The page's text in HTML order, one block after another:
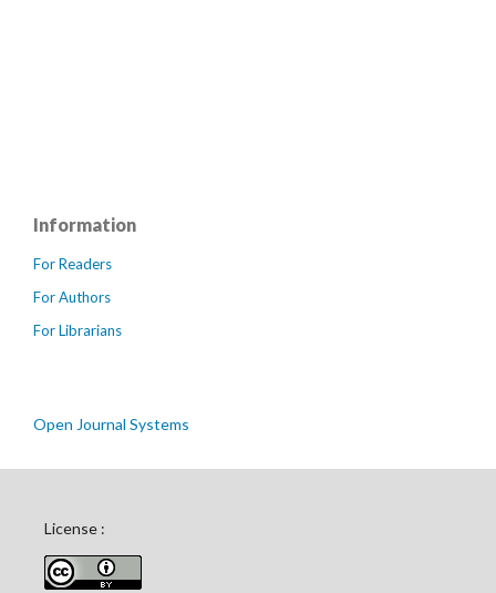
Information
For Readers
For Authors
For Librarians
Open Journal Systems
License :